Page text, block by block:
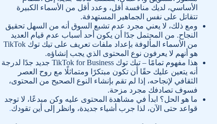
الأساسي، لديك منافسة أقل، وعدد أقل من الأسماء الكبيرة
تتقاتل على نفس الجماهير المستهدفة.
ومع ذلك، لا يعني مجرد عدم تشبع السوق أنه من السهل تحقيق
النجاح. من المحتمل جدًا أن يكون أحد أسباب عدم قيام العديد
من الأسماء المألوفة بإعداد ملفات تعريف على تيك توك TikTok
هو أنهم لا يعرفون نوع المحتوى الذي يجب إنشاؤه.
هذا مفهوم تمامًا – تيك توك TikTok for Business جديد جدًا لدرجة
أنه يتعين عليك حقًا أن تكون مبتكرًا ومتماثلًا مع روح العصر
الثقافي لإنجاحه، إذا لم تقم بإنشاء النوع الصحيح من المحتوى،
فسوف تصادفك مجرد مزحة.
ما هو الحل؟ ابدأ في مشاهدة المحتوى عليه وكن مبدعًا، لا توجد
قواعد حتى الآن، لذا جرب أشياء جديدة، وانظر إلى أين تقودك.